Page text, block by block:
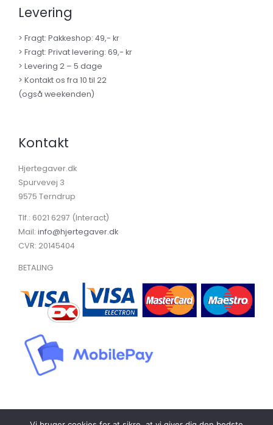
Levering
> Fragt: Pakkeshop: 49,- kr
> Fragt: Privat levering: 69,- kr
> Levering 2 – 5 dage
> Kontakt os fra 10 til 22
(også weekenden)
Kontakt
Hjertegaver.dk
Spurvevej 3
9575 Terndrup
Tlf.: 6021 6297 (Interact)
Mail: info@hjertegaver.dk
CVR: 20145404
BETALING